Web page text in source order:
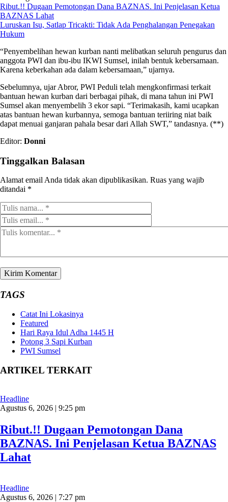
Ribut.!! Dugaan Pemotongan Dana BAZNAS. Ini Penjelasan Ketua
BAZNAS Lahat
Luruskan Isu, Satlap Tricakti: Tidak Ada Penghalangan Penegakan
Hukum
“Penyembelihan hewan kurban nanti melibatkan seluruh pengurus dan
anggota PWI dan ibu-ibu IKWI Sumsel, inilah bentuk kebersamaan.
Karena keberkahan ada dalam kebersamaan,” ujarnya.
Sebelumnya, ujar Abror, PWI Peduli telah mengkonfirmasi terkait
bantuan hewan kurban dari berbagai pihak, di mana tahun ini PWI
Sumsel akan menyembelih 3 ekor sapi. “Terimakasih, kami ucapkan
atas bantuan hewan kurbannya, semoga bantuan teriiring niat baik
dapat menuai ganjaran pahala besar dari Allah SWT,” tandasnya. (**)
Editor: Donni
Tinggalkan Balasan
Alamat email Anda tidak akan dipublikasikan. Ruas yang wajib
ditandai *
TAGS
Catat Ini Lokasinya
Featured
Hari Raya Idul Adha 1445 H
Potong 3 Sapi Kurban
PWI Sumsel
ARTIKEL TERKAIT
Headline
Agustus 6, 2026 | 9:25 pm
Ribut.!! Dugaan Pemotongan Dana
BAZNAS. Ini Penjelasan Ketua BAZNAS
Lahat
Headline
Agustus 6, 2026 | 7:27 pm